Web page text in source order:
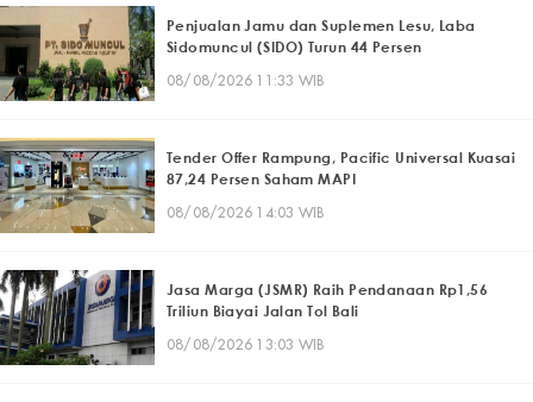
Penjualan Jamu dan Suplemen Lesu, Laba
Sidomuncul (SIDO) Turun 44 Persen
08/08/2026 11:33 WIB
Tender Offer Rampung, Pacific Universal Kuasai
87,24 Persen Saham MAPI
08/08/2026 14:03 WIB
Jasa Marga (JSMR) Raih Pendanaan Rp1,56
Triliun Biayai Jalan Tol Bali
08/08/2026 13:03 WIB